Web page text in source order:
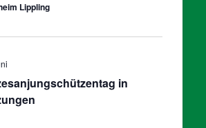
Lippling
in